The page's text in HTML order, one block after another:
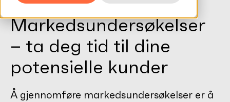
Markedsundersøkelser
– ta deg tid til dine
potensielle kunder
Å gjennomføre markedsundersøkelser er å